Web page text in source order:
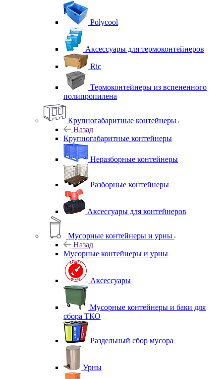
Polycool
Аксессуары для термоконтейнеров
Ric
Термоконтейнеры из вспененного
полипропилена
Крупногабаритные контейнеры
Назад
Крупногабаритные контейнеры
Неразборные контейнеры
Разборные контейнеры
Аксессуары для контейнеров
Мусорные контейнеры и урны
Назад
Мусорные контейнеры и урны
Аксессуары
Мусорные контейнеры и баки для
сбора ТКО
Раздельный сбор мусора
Урны